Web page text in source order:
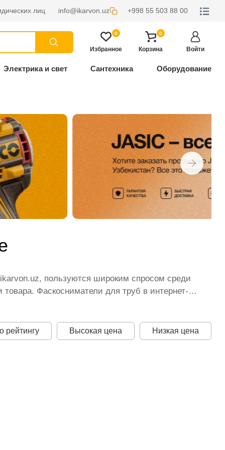
лиц info@ikarvon.uz +998 55 503 88 00
0
Избранное
0
Корзина Войти
Электрика и свет Сантехника Оборудование
пользуются широким спросом среди
Фаскосниматели для труб в интернет-
оптимальная цена для каждой позиции
рейтингу Высокая цена Низкая цена